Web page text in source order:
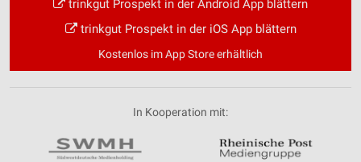
trinkgut Prospekt in der Android App blättern
trinkgut Prospekt in der iOS App blättern
Kostenlos im App Store erhältlich
In Kooperation mit: